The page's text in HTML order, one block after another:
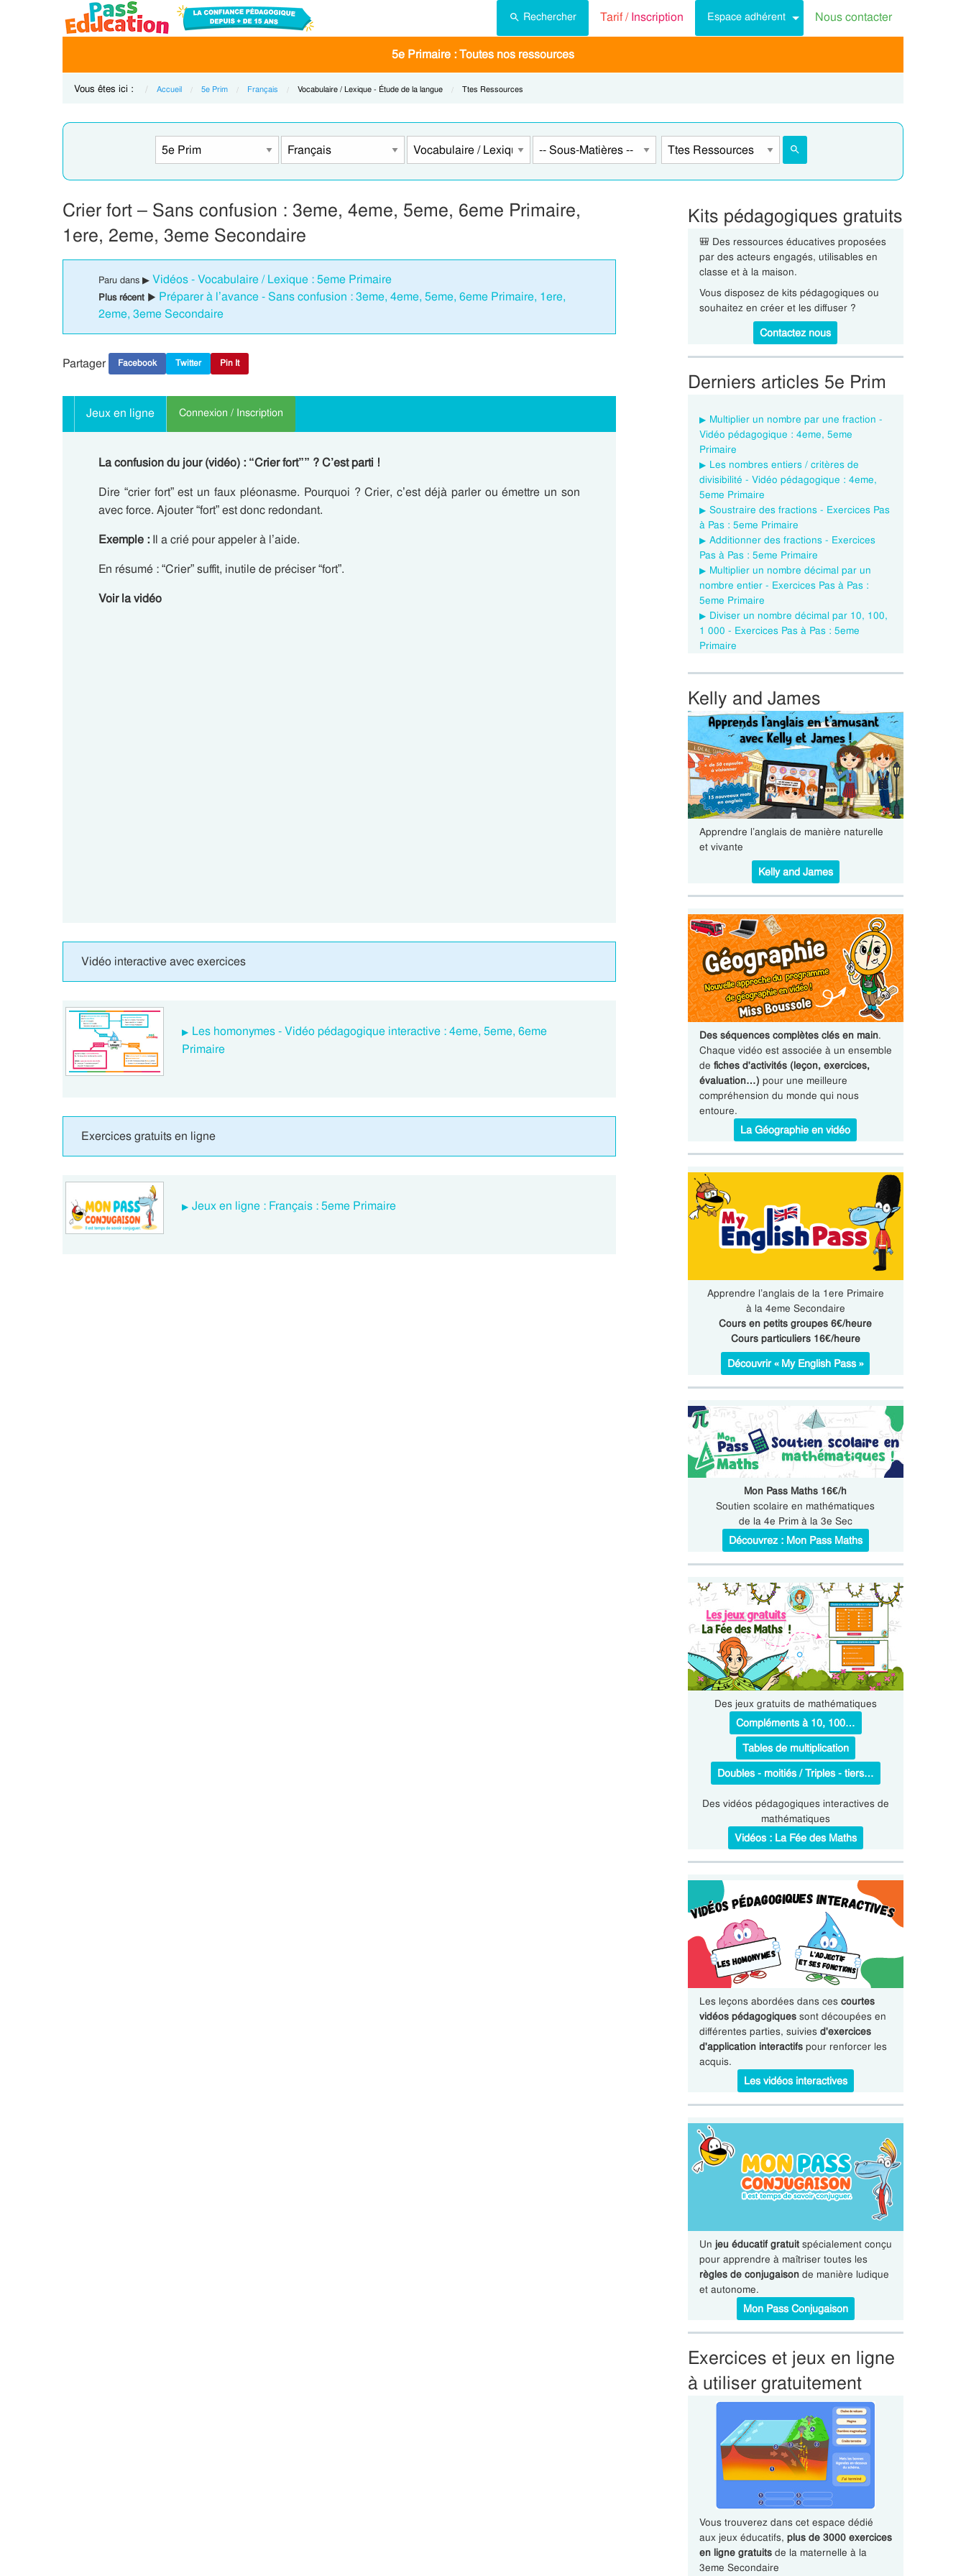
Rechercher Tarif /Inscription Espace adhérent Nous contacter
5e Primaire : Toutes nos ressources
Vous êtes ici : Accueil 5e Prim Français Current:
Vocabulaire / Lexique - Étude de la langue Current:
Ttes Ressources
Crier fort – Sans confusion : 3eme, 4eme, 5eme, 6eme Primaire,
1ere, 2eme, 3eme Secondaire
Paru dans ▶ Vidéos - Vocabulaire / Lexique : 5eme Primaire
Plus récent ▶ Préparer à l’avance - Sans confusion : 3eme, 4eme, 5eme, 6eme Primaire, 1ere,
2eme, 3eme Secondaire
Partager Facebook Twitter Pin It
Jeux en ligne Connexion / Inscription
La confusion du jour (vidéo) : “Crier fort”” ? C’est parti !
Dire “crier fort” est un faux pléonasme. Pourquoi ? Crier, c’est déjà parler ou émettre un son
avec force. Ajouter “fort” est donc redondant.
Exemple : Il a crié pour appeler à l’aide.
En résumé : “Crier” suffit, inutile de préciser “fort”.
Voir la vidéo
Vidéo interactive avec exercices
Les homonymes - Vidéo pédagogique interactive : 4eme, 5eme, 6eme
Primaire
Exercices gratuits en ligne
Jeux en ligne : Français : 5eme Primaire
Kits pédagogiques gratuits
🎒 Des ressources éducatives proposées
par des acteurs engagés, utilisables en
classe et à la maison.
Vous disposez de kits pédagogiques ou
souhaitez en créer et les diffuser ?
Contactez nous
Derniers articles 5e Prim
Multiplier un nombre par une fraction -
Vidéo pédagogique : 4eme, 5eme
Primaire
Les nombres entiers / critères de
divisibilité - Vidéo pédagogique : 4eme,
5eme Primaire
Soustraire des fractions - Exercices Pas
à Pas : 5eme Primaire
Additionner des fractions - Exercices
Pas à Pas : 5eme Primaire
Multiplier un nombre décimal par un
nombre entier - Exercices Pas à Pas :
5eme Primaire
Diviser un nombre décimal par 10, 100,
1 000 - Exercices Pas à Pas : 5eme
Primaire
Kelly and James
Apprendre l’anglais de manière naturelle
et vivante
Kelly and James
Des séquences complètes clés en main.
Chaque vidéo est associée à un ensemble
de fiches d'activités (leçon, exercices,
évaluation…) pour une meilleure
compréhension du monde qui nous
entoure.
La Géographie en vidéo
Apprendre l’anglais de la 1ere Primaire
à la 4eme Secondaire
Cours en petits groupes 6€/heure
Cours particuliers 16€/heure
Découvrir « My English Pass »
Mon Pass Maths 16€/h
Soutien scolaire en mathématiques
de la 4e Prim à la 3e Sec
Découvrez : Mon Pass Maths
Des jeux gratuits de mathématiques
Compléments à 10, 100…
Tables de multiplication
Doubles - moitiés / Triples - tiers…
Des vidéos pédagogiques interactives de
mathématiques
Vidéos : La Fée des Maths
Les leçons abordées dans ces courtes
vidéos pédagogiquessont découpées en
différentes parties, suivies d'exercices
d'application interactifspour renforcer les
acquis.
Les vidéos interactives
Un jeu éducatif gratuitspécialement conçu
pour apprendre à maîtriser toutes les
règles de conjugaisonde manière ludique
et autonome.
Mon Pass Conjugaison
Exercices et jeux en ligne
à utiliser gratuitement
Vous trouverez dans cet espace dédié
aux jeux éducatifs, plus de 3000 exercices
en ligne gratuitsde la maternelle à la
3eme Secondaire